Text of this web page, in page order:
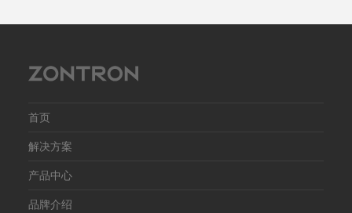
首页
解决方案
产品中心
品牌介绍